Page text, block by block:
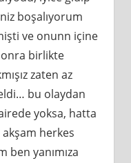
boşalıyorum
ve onunn içine
birlikte
zaten az
bu olaydan
yoksa, hatta
herkes
yanımıza